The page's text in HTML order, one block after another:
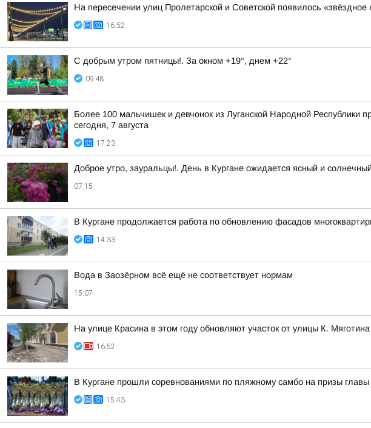
На пересечении улиц Пролетарской и Советской появилось «звёздное
16:52
С добрым утром пятницы!. За окном +19°, днем +22°
09:48
Более 100 мальчишек и девчонок из Луганской Народной Республики
сегодня, 7 августа
17:23
Доброе утро, зауральцы!. День в Кургане ожидается ясный и
07:15
В Кургане продолжается работа по обновлению фасадов
14:33
Вода в Заозёрном всё ещё не соответствует нормам
15:07
На улице Красина в этом году обновляют участок от улицы К.
16:52
В Кургане прошли соревнованиями по пляжному самбо на призы главы
15:43